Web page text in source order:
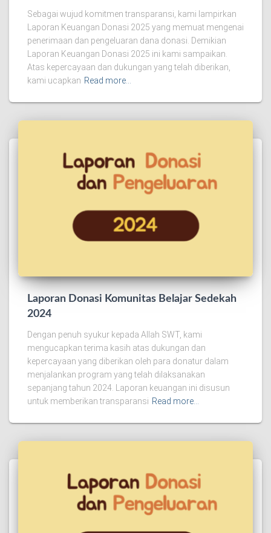
Sebagai wujud komitmen transparansi, kami lampirkan
Laporan Keuangan Donasi 2025 yang memuat mengenai
penerimaan dan pengeluaran dana donasi. Demikian
Laporan Keuangan Donasi 2025 ini kami sampaikan.
Atas kepercayaan dan dukungan yang telah diberikan,
kami ucapkan Read more…
Laporan Donasi Komunitas Belajar Sedekah
2024
Dengan penuh syukur kepada Allah SWT, kami
mengucapkan terima kasih atas dukungan dan
kepercayaan yang diberikan oleh para donatur dalam
menjalankan program yang telah dilaksanakan
sepanjang tahun 2024. Laporan keuangan ini disusun
untuk memberikan transparansi Read more…